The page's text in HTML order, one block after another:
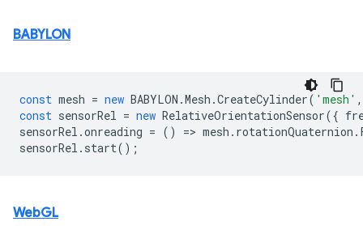
BABYLON
const mesh = new BABYLON .Mesh .CreateCylinder( 'mesh' ,
const sensorRel = new RelativeOrientationSensor({
sensorRel .onreading = () => mesh . rotationQuaternion .
sensorRel . start();
WebGL